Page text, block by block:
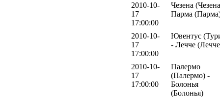
2010-10-
17
17:00:00
Чезена
Парма
2010-10-
17
17:00:00
Ювентус
- Лечче
2010-10-
17
17:00:00
Палермо
(Палермо) -
Болонья
(Болонья)